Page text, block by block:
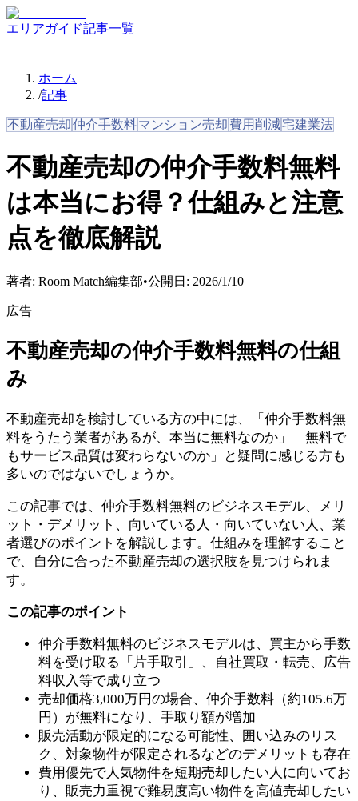
エリアガイド記事一覧
ホーム
/記事
不動産売却仲介手数料マンション売却 費用削減宅建業法
不動産売却の仲介手数料無料
は本当にお得？仕組みと注意
点を徹底解説
著者: Room Match編集部•公開日: 2026/1/10
広告
不動産売却の仲介手数料無料の仕組
み
不動産売却を検討している方の中には、「仲介手数料無
料をうたう業者があるが、本当に無料なのか」「無料で
もサービス品質は変わらないのか」と疑問に感じる方も
多いのではないでしょうか。
この記事では、仲介手数料無料のビジネスモデル、メリ
ット・デメリット、向いている人・向いていない人、業
者選びのポイントを解説します。仕組みを理解すること
で、自分に合った不動産売却の選択肢を見つけられま
す。
この記事のポイント
仲介手数料無料のビジネスモデルは、買主から手数
料を受け取る「片手取引」、自社買取・転売、広告
料収入等で成り立つ
売却価格3,000万円の場合、仲介手数料（約105.6万
円）が無料になり、手取り額が増加
販売活動が限定的になる可能性、囲い込みのリス
ク、対象物件が限定されるなどのデメリットも存在
費用優先で人気物件を短期売却したい人に向いてお
り、販売力重視で難易度高い物件を高値売却したい